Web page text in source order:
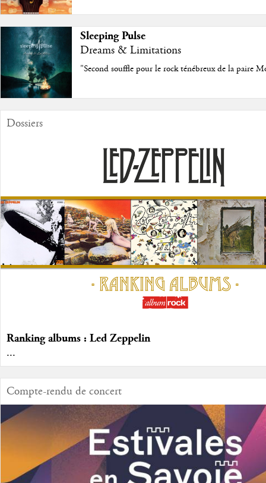
Sleeping Pulse
Dreams & Limitations
"Second souffle pour le rock ténébreux de la paire
Dossiers
Ranking albums : Led Zeppelin
...
Compte-rendu de concert